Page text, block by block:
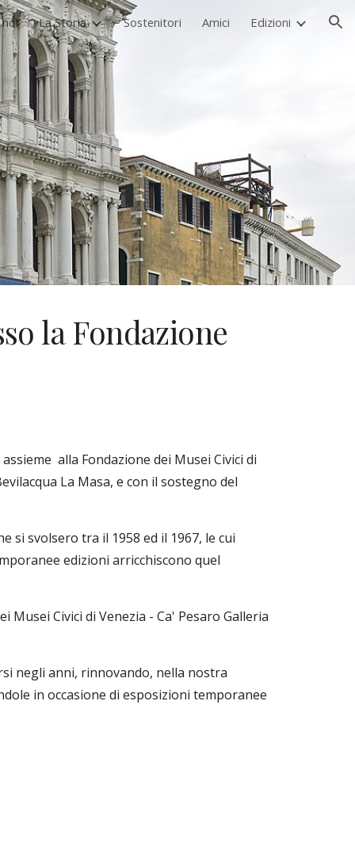
La Storia Sostenitori Amici Edizioni
la Fondazione
alla Fondazione dei Musei Civici di
La Masa, e con il sostegno del
si svolsero tra il 1958 ed il 1967, le cui
edizioni arricchiscono quel
Civici di Venezia - Ca' Pesaro Galleria
negli anni, rinnovando, nella nostra
in occasione di esposizioni temporanee